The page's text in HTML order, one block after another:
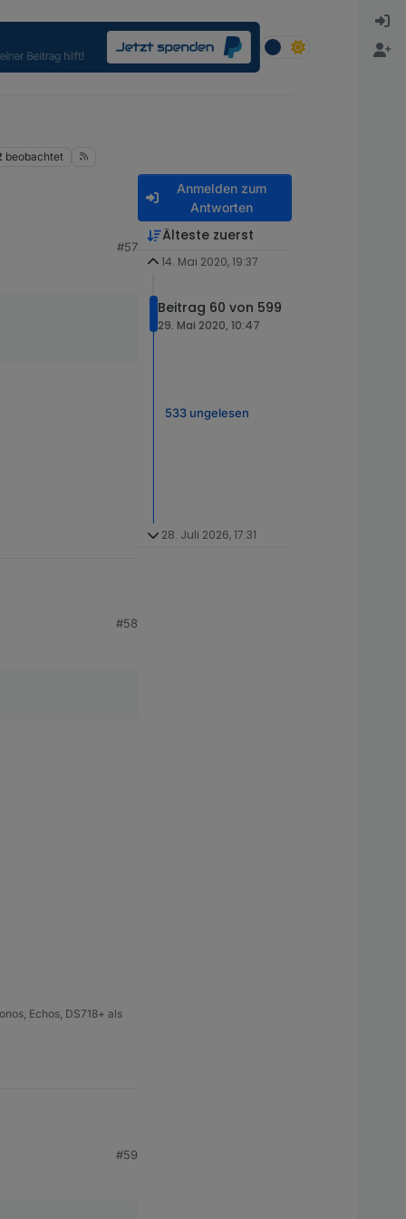
beobachtet
#57
#58
Echos, DS718+ als
#59
Anmelden zum
Antworten
Älteste zuerst
14. Mai 2020, 19:37
Beitrag 60 von 599
29. Mai 2020, 10:47
533 ungelesen
28. Juli 2026, 17:31